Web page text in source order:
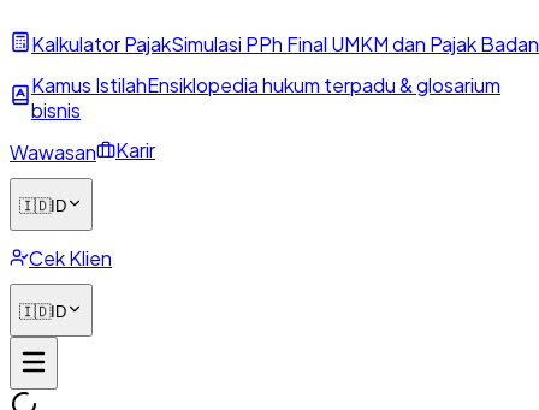
Kalkulator PajakSimulasi PPh Final UMKM dan Pajak Badan
Kamus IstilahEnsiklopedia hukum terpadu & glosarium
bisnis
Wawasan
Karir
🇮🇩ID
Cek Klien
🇮🇩ID